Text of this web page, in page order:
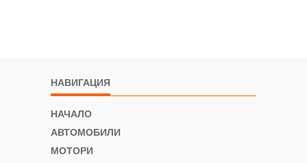
НАВИГАЦИЯ
НАЧАЛО
АВТОМОБИЛИ
МОТОРИ